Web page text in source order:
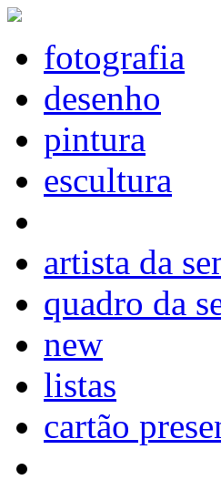
fotografia
desenho
pintura
escultura
artista da
quadro da
new
listas
cartão